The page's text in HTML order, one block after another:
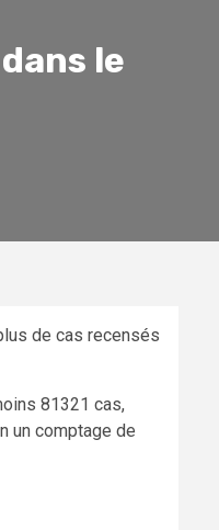
le
de cas recensés
81321 cas,
un comptage de